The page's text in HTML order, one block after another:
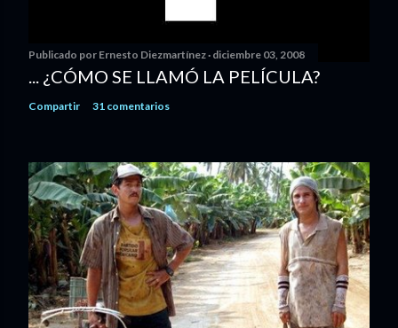
Publicado por Ernesto Diezmartínez diciembre 03, 2008
... ¿CÓMO SE LLAMÓ LA PELÍCULA?
Compartir 31 comentarios